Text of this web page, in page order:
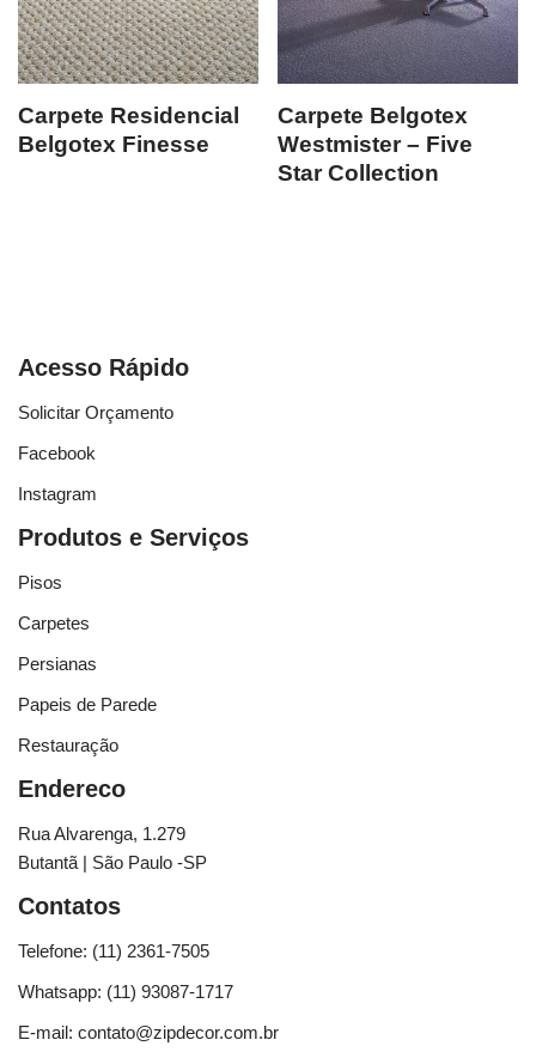
Carpete Residencial
Belgotex Finesse
Carpete Belgotex
Westmister – Five
Star Collection
Acesso Rápido
Solicitar Orçamento
Facebook
Instagram
Produtos e Serviços
Pisos
Carpetes
Persianas
Papeis de Parede
Restauração
Endereco
Rua Alvarenga, 1.279
Butantã | São Paulo -SP
Contatos
Telefone: (11) 2361-7505
Whatsapp: (11) 93087-1717
E-mail: contato@zipdecor.com.br